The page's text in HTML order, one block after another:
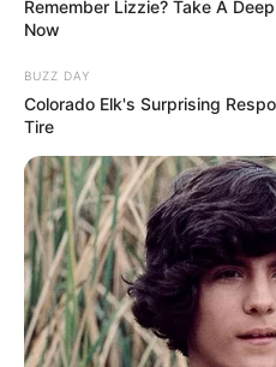
Ia debut akting di pada tahun
Setelah itu, ia berperan diUn
de Guadalupe
Remember Lizzie? Take A
Now
BUZZ DAY
Colorado Elk's Surprising
Tire